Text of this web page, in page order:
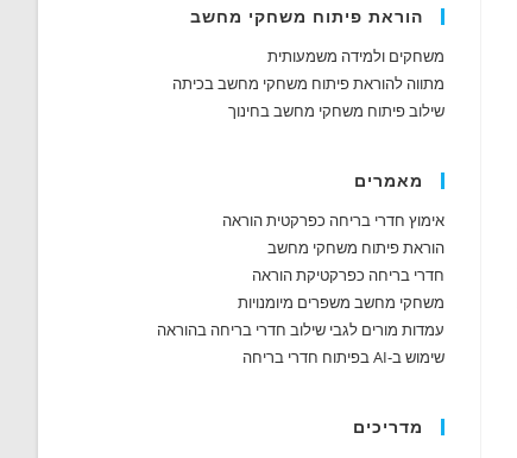
הוראת פיתוח משחקי מחשב
משחקים ולמידה משמעותית
מתווה להוראת פיתוח משחקי מחשב בכיתה
שילוב פיתוח משחקי מחשב בחינוך
מאמרים
אימוץ חדרי בריחה כפרקטית הוראה
הוראת פיתוח משחקי מחשב
חדרי בריחה כפרקטיקת הוראה
משחקי מחשב משפרים מיומנויות
עמדות מורים לגבי שילוב חדרי בריחה בהוראה
שימוש ב-AI בפיתוח חדרי בריחה
מדריכים